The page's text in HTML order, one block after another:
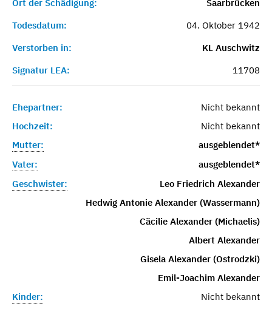
Ort der Schädigung:
Saarbrücken
Todesdatum:
04. Oktober 1942
Verstorben in:
KL Auschwitz
Signatur LEA:
11708
Ehepartner:
Nicht bekannt
Hochzeit:
Nicht bekannt
Mutter:
ausgeblendet*
Vater:
ausgeblendet*
Geschwister:
Leo Friedrich Alexander
Hedwig Antonie Alexander (Wassermann)
Cäcilie Alexander (Michaelis)
Albert Alexander
Gisela Alexander (Ostrodzki)
Emil-Joachim Alexander
Kinder:
Nicht bekannt